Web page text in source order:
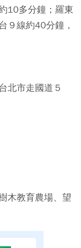
10多分鐘；羅東
９線約40分鐘，
北市走國道５
木教育農場、望